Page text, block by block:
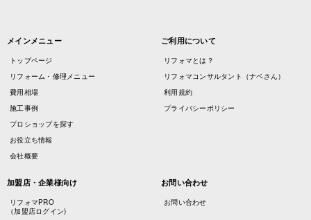
メインメニュー
トップページ
リフォーム・修理メニュー
費用相場
施工事例
プロショップを探す
お役立ち情報
会社概要
ご利用について
リフォマとは？
リフォマコンサルタント（ナベさん）
利用規約
プライバシーポリシー
加盟店・企業様向け
リフォマPRO
（加盟店ログイン)
お問い合わせ
お問い合わせ